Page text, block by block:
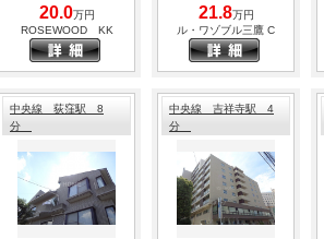
20.0万円
ROSEWOOD KK
21.8万円
ル・ワゾブル三鷹 C
中央線 荻窪駅 8
分
中央線 吉祥寺駅 4
分